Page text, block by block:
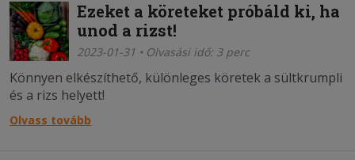
Ezeket a köreteket próbáld ki, ha
unod a rizst!
2023-01-31 • Olvasási idő: 3 perc
Könnyen elkészíthető, különleges köretek a sültkrumpli
és a rizs helyett!
Olvass tovább